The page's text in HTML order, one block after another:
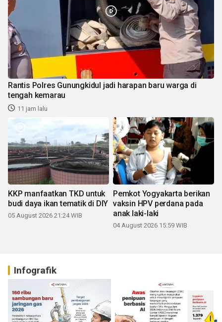
Rantis Polres Gunungkidul jadi harapan baru warga di
tengah kemarau
11 jam lalu
KKP manfaatkan TKD untuk
budi daya ikan tematik di DIY
05 August 2026 21:24 WIB
Pemkot Yogyakarta berikan
vaksin HPV perdana pada
anak laki-laki
04 August 2026 15:59 WIB
Infografik